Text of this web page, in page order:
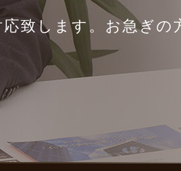
致します。 お急ぎの